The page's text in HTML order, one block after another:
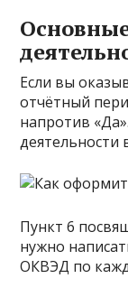
Если вы
отчётный
напротив
деятельности
Пункт 6
нужно
ОКВЭД по